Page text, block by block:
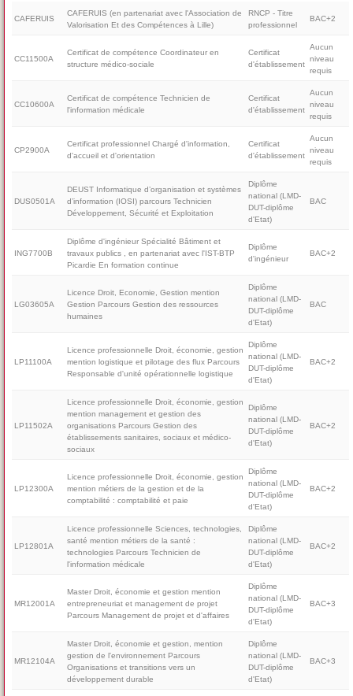
CAFERUIS
CAFERUIS (en partenariat avec l'Association de
Valorisation Et des Compétences à Lille)
RNCP - Titre
professionnel
BAC+2
CC11500A
Certificat de compétence Coordinateur en
structure médico-sociale
Certificat
d'établissement
Aucun
niveau
requis
CC10600A
Certificat de compétence Technicien de
l'information médicale
Certificat
d'établissement
Aucun
niveau
requis
CP2900A
Certificat professionnel Chargé d'information,
d'accueil et d'orientation
Certificat
d'établissement
Aucun
niveau
requis
DUS0501A
DEUST Informatique d’organisation et systèmes
d’information (IOSI) parcours Technicien
Développement, Sécurité et Exploitation
Diplôme
national (LMD-
DUT-diplôme
d'Etat)
BAC
ING7700B
Diplôme d'ingénieur Spécialité Bâtiment et
travaux publics , en partenariat avec l'IST-BTP
Picardie En formation continue
Diplôme
d'ingénieur
BAC+2
LG03605A
Licence Droit, Economie, Gestion mention
Gestion Parcours Gestion des ressources
humaines
Diplôme
national (LMD-
DUT-diplôme
d'Etat)
BAC
LP11100A
Licence professionnelle Droit, économie, gestion
mention logistique et pilotage des flux Parcours
Responsable d'unité opérationnelle logistique
Diplôme
national (LMD-
DUT-diplôme
d'Etat)
BAC+2
LP11502A
Licence professionnelle Droit, économie, gestion
mention management et gestion des
organisations Parcours Gestion des
établissements sanitaires, sociaux et médico-
sociaux
Diplôme
national (LMD-
DUT-diplôme
d'Etat)
BAC+2
LP12300A
Licence professionnelle Droit, économie, gestion
mention métiers de la gestion et de la
comptabilité : comptabilité et paie
Diplôme
national (LMD-
DUT-diplôme
d'Etat)
BAC+2
LP12801A
Licence professionnelle Sciences, technologies,
santé mention métiers de la santé :
technologies Parcours Technicien de
l'information médicale
Diplôme
national (LMD-
DUT-diplôme
d'Etat)
BAC+2
MR12001A
Master Droit, économie et gestion mention
entrepreneuriat et management de projet
Parcours Management de projet et d'affaires
Diplôme
national (LMD-
DUT-diplôme
d'Etat)
BAC+3
MR12104A
Master Droit, économie et gestion, mention
gestion de l'environnement Parcours
Organisations et transitions vers un
développement durable
Diplôme
national (LMD-
DUT-diplôme
d'Etat)
BAC+3